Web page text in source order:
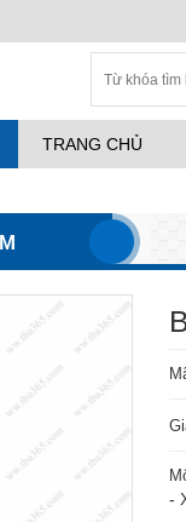
TRANG CHỦ
-